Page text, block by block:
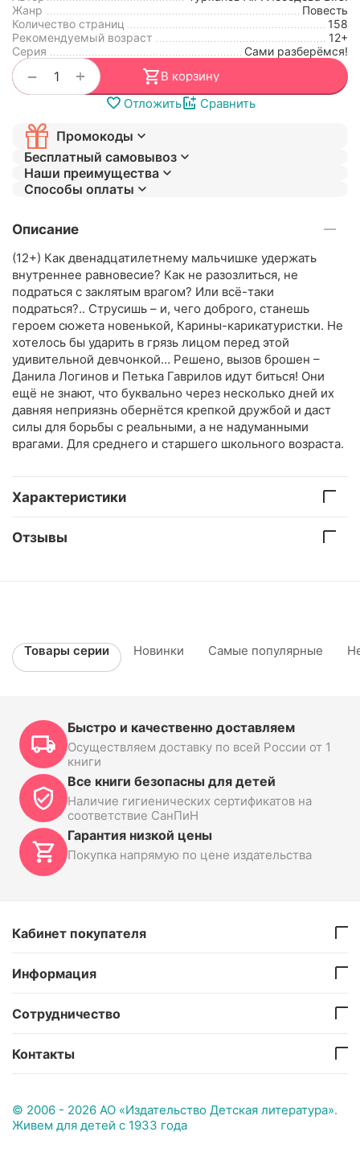
Жанр
Повесть
Количество страниц
158
Рекомендуемый возраст
12+
Серия
Сами разберёмся!
+
−
В корзину
Отложить
Сравнить
Промокоды
Бесплатный самовывоз
Наши преимущества
Способы оплаты
Описание
(12+) Как двенадцатилетнему мальчишке удержать
внутреннее равновесие? Как не разозлиться, не
подраться с заклятым врагом? Или всё-таки
подраться?.. Струсишь – и, чего доброго, станешь
героем сюжета новенькой, Карины-карикатуристки. Не
хотелось бы ударить в грязь лицом перед этой
удивительной девчонкой… Решено, вызов брошен –
Данила Логинов и Петька Гаврилов идут биться! Они
ещё не знают, что буквально через несколько дней их
давняя неприязнь обернётся крепкой дружбой и даст
силы для борьбы с реальными, а не надуманными
врагами. Для среднего и старшего школьного возраста.
Характеристики
Отзывы
Товары серии Новинки Самые популярные
Быстро и качественно доставляем
Осуществляем доставку по всей России от 1
книги
Все книги безопасны для детей
Наличие гигиенических сертификатов на
соответствие СанПиН
Гарантия низкой цены
Покупка напрямую по цене издательства
Кабинет покупателя
Информация
Сотрудничество
Контакты
© 2006 - 2026 АО «Издательство Детская литература».
Живем для детей с 1933 года